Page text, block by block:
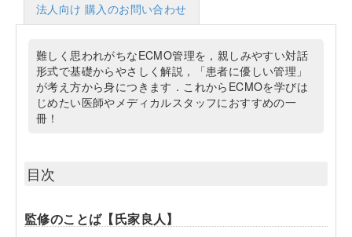
法人向け 購入のお問い合わせ
難しく思われがちなECMO管理を，親しみやすい対話
形式で基礎からやさしく解説，「患者に優しい管理」
が考え方から身につきます．これからECMOを学びは
じめたい医師やメディカルスタッフにおすすめの一
冊！
目次
監修のことば【氏家良人】